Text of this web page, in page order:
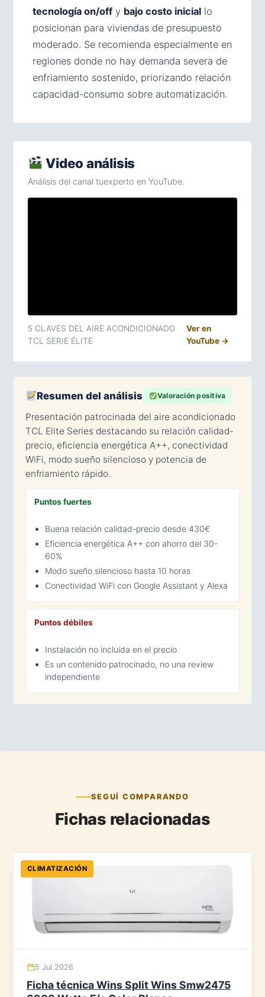
tecnología on/off y bajo costo inicial lo
posicionan para viviendas de presupuesto
moderado. Se recomienda especialmente en
regiones donde no hay demanda severa de
enfriamiento sostenido, priorizando relación
capacidad-consumo sobre automatización.
Video análisis
Análisis del canal tuexperto en YouTube.
5 CLAVES DEL AIRE ACONDICIONADO
TCL SERIE ÉLITE
Ver en
YouTube →
Resumen del análisis Valoración positiva
Presentación patrocinada del aire acondicionado
TCL Elite Series destacando su relación calidad-
precio, eficiencia energética A++, conectividad
WiFi, modo sueño silencioso y potencia de
enfriamiento rápido.
Puntos fuertes
Buena relación calidad-precio desde 430€
Eficiencia energética A++ con ahorro del 30-
60%
Modo sueño silencioso hasta 10 horas
Conectividad WiFi con Google Assistant y Alexa
Puntos débiles
Instalación no incluida en el precio
Es un contenido patrocinado, no una review
independiente
SEGUÍ COMPARANDO
Fichas relacionadas
CLIMATIZACIÓN
5 Jul 2026
Ficha técnica Wins Split Wins Smw2475